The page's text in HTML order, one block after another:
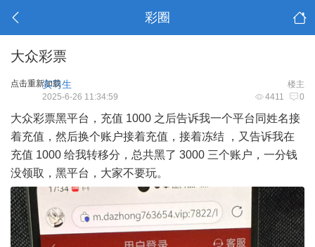
彩圈
大众彩票
点击重新加载 楼主
实习生
4411 0
2025-6-26 11:34:59
大众彩票黑平台，充值 1000 之后告诉我一个平台同姓名接
着充值，然后换个账户接着充值，接着冻结 ，又告诉我在
充值 1000 给我转移分，总共黑了 3000 三个账户，一分钱
没领取，黑平台，大家不要玩。